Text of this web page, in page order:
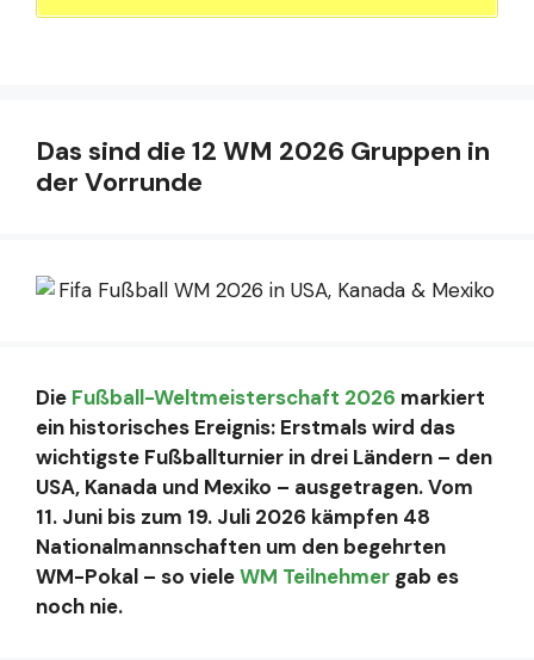
Das sind die 12 WM 2026 Gruppen in
der Vorrunde
Die Fußball-Weltmeisterschaft 2026 markiert
ein historisches Ereignis: Erstmals wird das
wichtigste Fußballturnier in drei Ländern – den
USA, Kanada und Mexiko – ausgetragen. Vom
11. Juni bis zum 19. Juli 2026 kämpfen 48
Nationalmannschaften um den begehrten
WM-Pokal – so vieleWM Teilnehmer gab es
noch nie.